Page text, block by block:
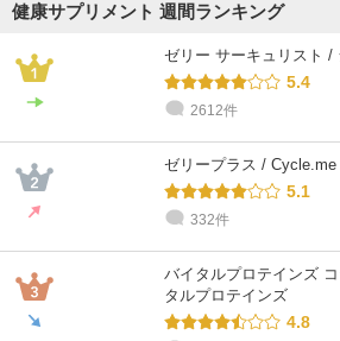
健康サプリメント 週間ランキング
ゼリー サーキュリスト /
5.4
2612件
ゼリープラス / Cycle.me
5.1
332件
バイタルプロテインズ
タルプロテインズ
4.8